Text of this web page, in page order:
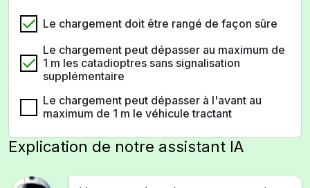
Le chargement doit être rangé de façon sûre
Le chargement peut dépasser au maximum de
1 m les catadioptres sans signalisation
supplémentaire
Le chargement peut dépasser à l'avant au
maximum de 1 m le véhicule tractant
Explication de notre assistant IA